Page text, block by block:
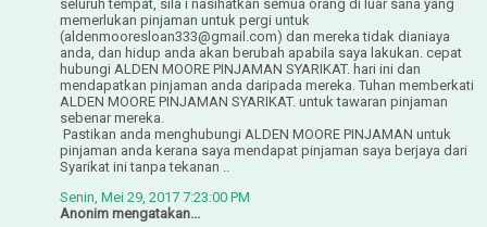
seluruh tempat, sila i nasihatkan semua orang di luar sana yang
memerlukan pinjaman untuk pergi untuk
(aldenmooresloan333@gmail.com) dan mereka tidak dianiaya
anda, dan hidup anda akan berubah apabila saya lakukan. cepat
hubungi ALDEN MOORE PINJAMAN SYARIKAT. hari ini dan
mendapatkan pinjaman anda daripada mereka. Tuhan memberkati
ALDEN MOORE PINJAMAN SYARIKAT. untuk tawaran pinjaman
sebenar mereka.
Pastikan anda menghubungi ALDEN MOORE PINJAMAN untuk
pinjaman anda kerana saya mendapat pinjaman saya berjaya dari
Syarikat ini tanpa tekanan ..
Senin, Mei 29, 2017 7:23:00 PM
Anonim mengatakan...